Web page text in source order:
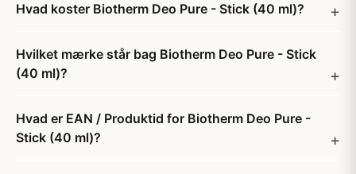
Hvad koster Biotherm Deo Pure - Stick (40 ml)?
Hvilket mærke står bag Biotherm Deo Pure - Stick
(40 ml)?
Hvad er EAN / Produktid for Biotherm Deo Pure -
Stick (40 ml)?